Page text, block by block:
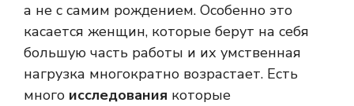
а не с самим рождением. Особенно это
касается женщин, которые берут на себя
большую часть работы и их умственная
нагрузка многократно возрастает. Есть
много исследования которые